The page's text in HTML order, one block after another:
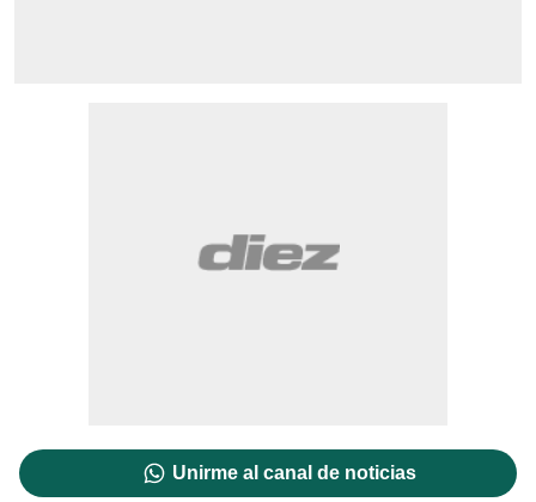
Unirme al canal de noticias